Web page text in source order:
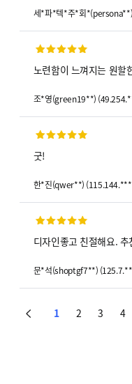
세*파*텍*주*회*(persona**)
노련함이 느껴지는 원할
조*영(green19**) (
굿!
한*진(qwer**) (
디자인좋고 친절해요. 추
문*석(shoptgf7**) (
1 2 3 4